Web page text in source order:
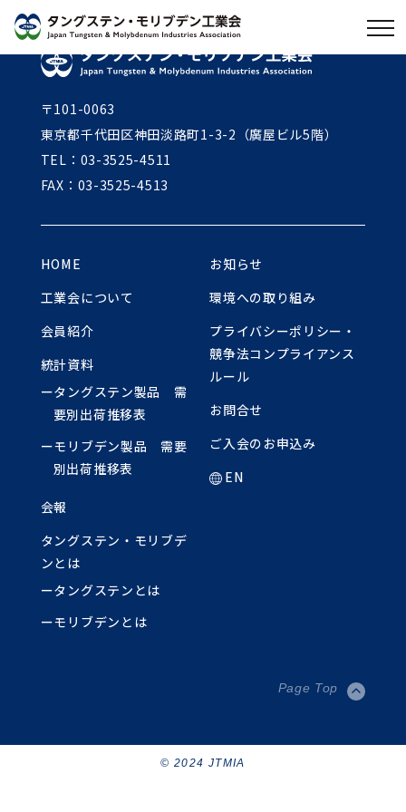
〒101-0063
東京都千代田区神田淡路町1-3-2（廣屋ビル5階）
TEL：03-3525-4511
FAX：03-3525-4513
HOME
工業会について
会員紹介
統計資料
ータングステン製品 需
要別出荷推移表
ーモリブデン製品 需要
別出荷推移表
会報
タングステン・モリブデ
ンとは
ータングステンとは
ーモリブデンとは
お知らせ
環境への取り組み
プライバシーポリシー・
競争法コンプライアンス
ルール
お問合せ
ご入会のお申込み
EN
Page Top
© 2024 JTMIA